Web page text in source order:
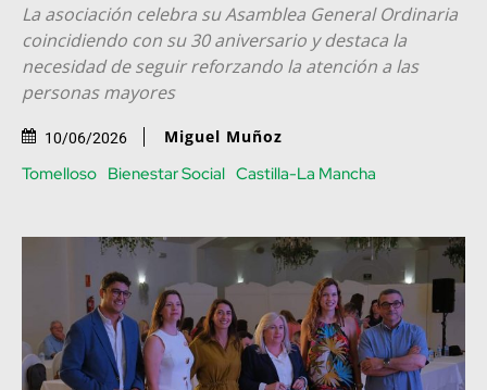
La asociación celebra su Asamblea General Ordinaria
coincidiendo con su 30 aniversario y destaca la
necesidad de seguir reforzando la atención a las
personas mayores
10/06/2026 Miguel Muñoz
Tomelloso Bienestar Social Castilla-La Mancha